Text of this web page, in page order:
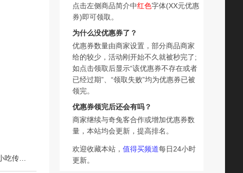
点击左侧商品简介中红色字体(XX元优惠
券)即可领取。
为什么没优惠券了？
优惠券数量由商家设置，部分商品商家
给的较少，活动刚开始不久就被秒完了;
如点击领取后显示“该优惠券不存在或者
已经过期”、“领取失败”均为优惠券已被
领完。
优惠券领完后还会有吗？
商家继续与奇兔客合作或增加优惠券数
量，本站均会更新，提高排名。
欢迎收藏本站， 值得买频道每日24小时
更新。